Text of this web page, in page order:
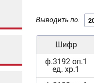
Выводить по:
Шифр
ф.3192 оп.1
ед. хр.1